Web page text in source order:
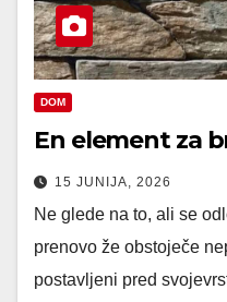
DOM
En element za
15 JUNIJA, 2026
Ne glede na to, ali se
prenovo že obstoječe
postavljeni pred